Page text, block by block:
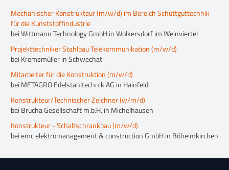
Mechanischer Konstrukteur (m/w/d) im Bereich Schüttguttechnik
für die Kunststoffindustrie
bei Wittmann Technology GmbH in Wolkersdorf im Weinviertel
Projekttechniker Stahlbau Telekommunikation (m/w/d)
bei Kremsmüller in Schwechat
Mitarbeiter für die Konstruktion (m/w/d)
bei METAGRO Edelstahltechnik AG in Hainfeld
Konstrukteur/Technischer Zeichner (w/m/d)
bei Brucha Gesellschaft m.b.H. in Michelhausen
Konstrukteur - Schaltschrankbau (m/w/d)
bei emc elektromanagement & construction GmbH in Böheimkirchen